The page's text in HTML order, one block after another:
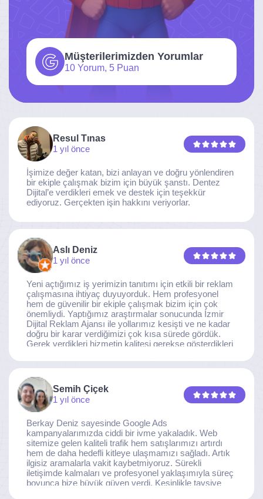
Müşterilerimizden Yorumlar
10 Yorum, 5 Puan
Resul Tınas
1 yıl önce
İşimize değer katan, bizi anlayan ve doğru yönlendiren
bir ekiple çalışmak bizim için büyük şanstı. Dentez
Dijital’e verdikleri emek ve destek için teşekkür
ediyoruz. Gerçekten işin hakkını veriyorlar.
Aslı Deniz
1 yıl önce
Yeni açtığımız iş yerimizin tanıtımı için etkili bir reklam
çalışmasına ihtiyaç duyuyorduk. Hem profesyonel
hem de güvenilir bir ekiple çalışmak bizim için çok
önemliydi. Yaptığımız araştırmalar sonucunda İzmir
Dijital Reklam Ajansı ile yollarımız kesişti ve ne kadar
doğru bir karar verdiğimizi çok kısa sürede gördük.
Gerek verdikleri hizmetin kalitesi gerekse gösterdikleri
noktaya ulaştı. Kaliteden asla taviz vermeyen, her
ekibine gönülden teşekkür ederiz.
Semih Çiçek
1 yıl önce
Berkay Deniz sayesinde Google Ads
kampanyalarımızda ciddi bir ivme yakaladık. Web
sitemize gelen kaliteli trafik hem satışlarımızı artırdı
hem de daha hedefli kitleye ulaşmamızı sağladı. Artık
ilgisiz aramalarla vakit kaybetmiyoruz. Sürekli
iletişimde kalmaları ve profesyonel yaklaşımıyla süreç
boyunca bize büyük güven verdi. Kesinlikle tavsiye